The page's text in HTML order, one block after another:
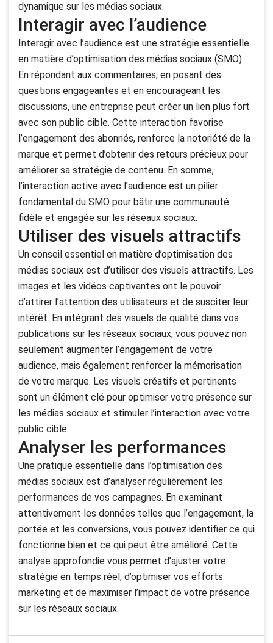
dynamique sur les médias sociaux.
Interagir avec l’audience
Interagir avec l’audience est une stratégie essentielle
en matière d’optimisation des médias sociaux (SMO).
En répondant aux commentaires, en posant des
questions engageantes et en encourageant les
discussions, une entreprise peut créer un lien plus fort
avec son public cible. Cette interaction favorise
l’engagement des abonnés, renforce la notoriété de la
marque et permet d’obtenir des retours précieux pour
améliorer sa stratégie de contenu. En somme,
l’interaction active avec l’audience est un pilier
fondamental du SMO pour bâtir une communauté
fidèle et engagée sur les réseaux sociaux.
Utiliser des visuels attractifs
Un conseil essentiel en matière d’optimisation des
médias sociaux est d’utiliser des visuels attractifs. Les
images et les vidéos captivantes ont le pouvoir
d’attirer l’attention des utilisateurs et de susciter leur
intérêt. En intégrant des visuels de qualité dans vos
publications sur les réseaux sociaux, vous pouvez non
seulement augmenter l’engagement de votre
audience, mais également renforcer la mémorisation
de votre marque. Les visuels créatifs et pertinents
sont un élément clé pour optimiser votre présence sur
les médias sociaux et stimuler l’interaction avec votre
public cible.
Analyser les performances
Une pratique essentielle dans l’optimisation des
médias sociaux est d’analyser régulièrement les
performances de vos campagnes. En examinant
attentivement les données telles que l’engagement, la
portée et les conversions, vous pouvez identifier ce qui
fonctionne bien et ce qui peut être amélioré. Cette
analyse approfondie vous permet d’ajuster votre
stratégie en temps réel, d’optimiser vos efforts
marketing et de maximiser l’impact de votre présence
sur les réseaux sociaux.